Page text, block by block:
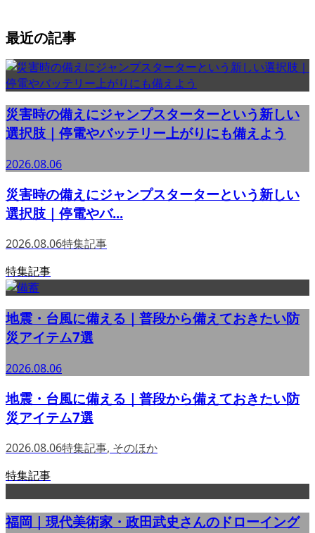
最近の記事
災害時の備えにジャンプスターターという新しい
選択肢｜停電やバッテリー上がりにも備えよう
2026.08.06
災害時の備えにジャンプスターターという新しい
選択肢｜停電やバ...
2026.08.06特集記事
特集記事
地震・台風に備える｜普段から備えておきたい防
災アイテム7選
2026.08.06
地震・台風に備える｜普段から備えておきたい防
災アイテム7選
2026.08.06特集記事, そのほか
特集記事
福岡｜現代美術家・政田武史さんのドローイング